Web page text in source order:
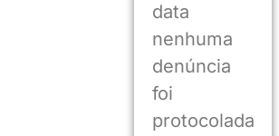
data
nenhuma
denúncia
foi
protocolada